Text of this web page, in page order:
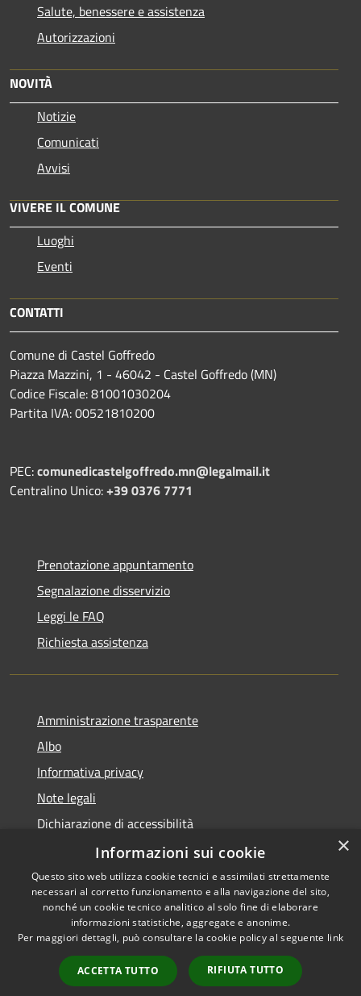
Salute, benessere e assistenza
Autorizzazioni
NOVITÀ
Notizie
Comunicati
Avvisi
VIVERE IL COMUNE
Luoghi
Eventi
CONTATTI
Comune di Castel Goffredo
Piazza Mazzini, 1 - 46042 - Castel Goffredo (MN)
Codice Fiscale: 81001030204
Partita IVA: 00521810200
PEC:comunedicastelgoffredo.mn@legalmail.it
Centralino Unico:+39 0376 7771
Prenotazione appuntamento
Segnalazione disservizio
Leggi le FAQ
Richiesta assistenza
Amministrazione trasparente
Albo
Informativa privacy
Note legali
Dichiarazione di accessibilità
Piano di miglioramento
RSS
Accessibilità
Copyright © 2026 • Comune di
Castel Goffredo • Powered by
Municipium•
Accesso
redazione
×
Informazioni sui cookie
Questo sito web utilizza cookie tecnici e assimilati strettamente
necessari al corretto funzionamento e alla navigazione del sito,
nonché un cookie tecnico analitico al solo fine di elaborare
informazioni statistiche, aggregate e anonime.
Per maggiori dettagli, può consultare la cookie policy al seguente link
ACCETTA TUTTO RIFIUTA TUTTO